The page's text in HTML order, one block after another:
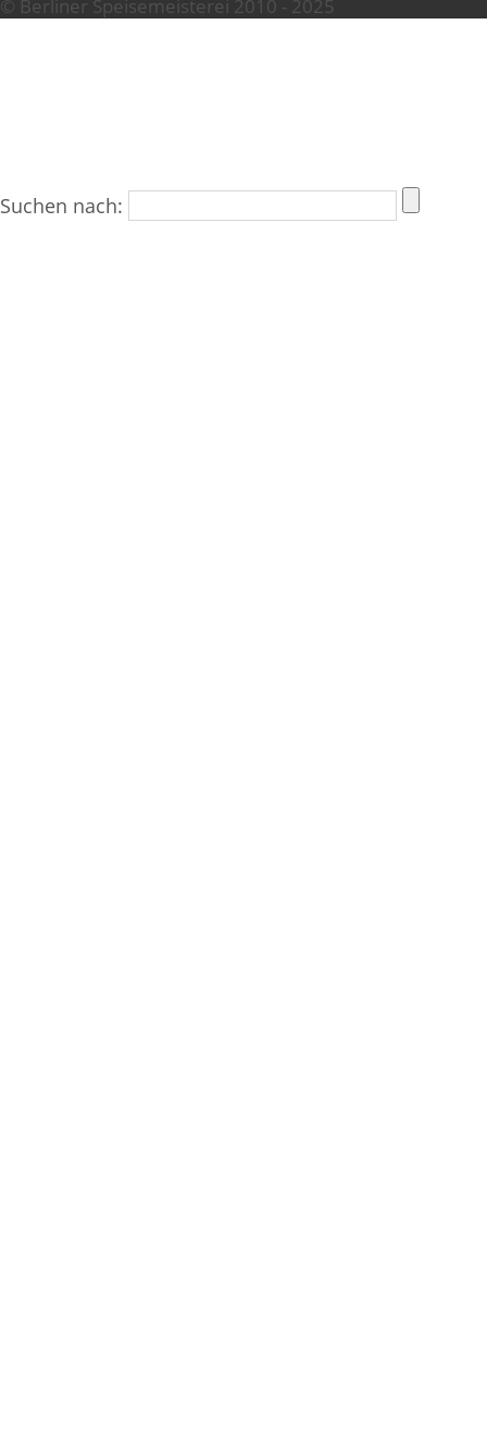
© Berliner Speisemeisterei 2010 - 2025
Suchen nach: